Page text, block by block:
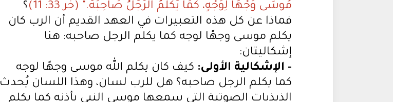
مُوسَى وَجْهًا لِوَجْهٍ، كَمَا يُكَلِّمُ الرَّجُلُ صَاحِبَهُ." (خر 33: 11)
؟
فماذا عن كل هذه التعبيرات في العهد القديم أن الرب كان
يكلم موسى وجهًا لوجه كما يكلم الرجل صاحبه: هنا
إشكاليتان:
- الإشكالية الأولى: كيف كان يكلم الله موسى وجهًا لوجه
كما يكلم الرجل صاحبه؟ هل للرب لسان، وهذا اللسان يُحدث
الذبذبات الصوتية التي سمعها موسى النبي بأذنه كما يكلم